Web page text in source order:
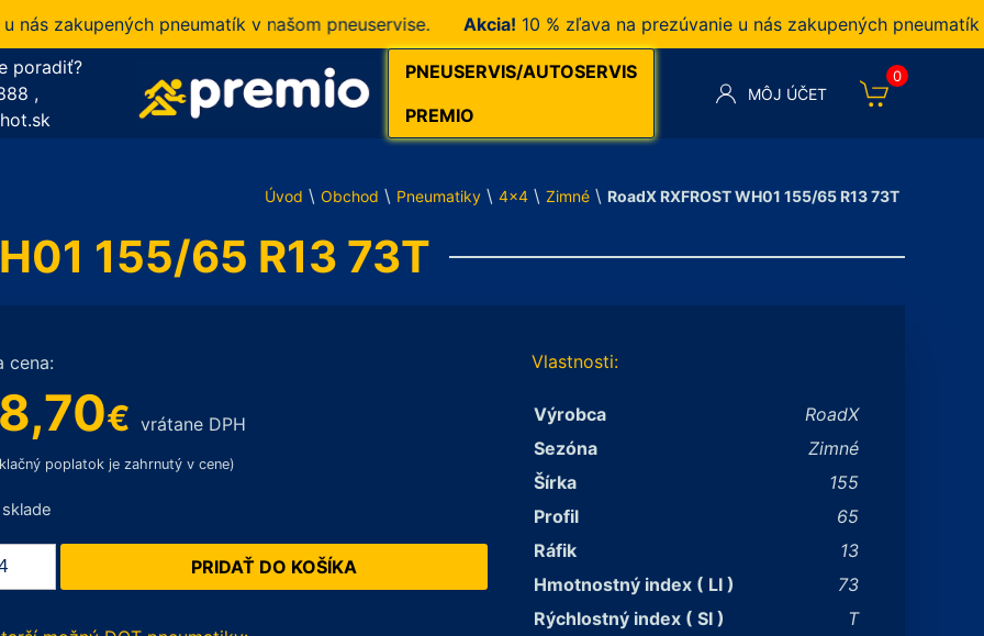
zakupených pneumatík v našom pneuservise. Akcia!10 % zľava na prezúvanie u nás zakupených pneumatík v
poradiť?
,
PNEUSERVIS/AUTOSERVIS
PREMIO
MÔJ ÚČET
0
Úvod \ Obchod \ Pneumatiky \ 4x4 \ Zimné \ RoadX RXFROST WH01 155/65 R13 73T
155/65 R13 73T
cena:
€ vrátane DPH
poplatok je zahrnutý v cene)
PRIDAŤ DO KOŠÍKA
Vlastnosti:
Výrobca
RoadX
Sezóna
Zimné
Šírka
155
Profil
65
Ráfik
13
Hmotnostný index ( LI )
73
Rýchlostný index ( SI )
T